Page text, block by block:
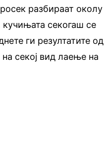
разбираат околу
секогаш се
ги резултатите од
секој вид лаење на